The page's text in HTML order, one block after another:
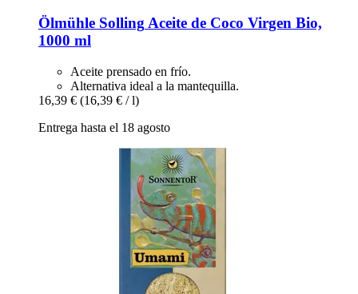
Ölmühle SollingAceite de Coco Virgen Bio,
1000 ml
Aceite prensado en frío.
Alternativa ideal a la mantequilla.
16,39 € (16,39 € / l)
Entrega hasta el 18 agosto